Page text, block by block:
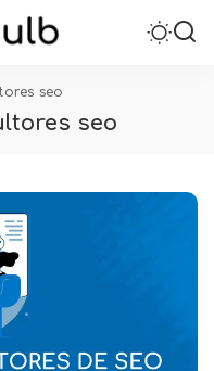
seo
seo